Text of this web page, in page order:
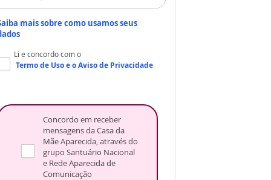
mais sobre como usamos seus
Li e concordo com o
Termo de Usoe oAviso de Privacidade
Concordo em receber
mensagens da Casa da
Mãe Aparecida, através do
grupo Santuário Nacional
e Rede Aparecida de
Comunicação